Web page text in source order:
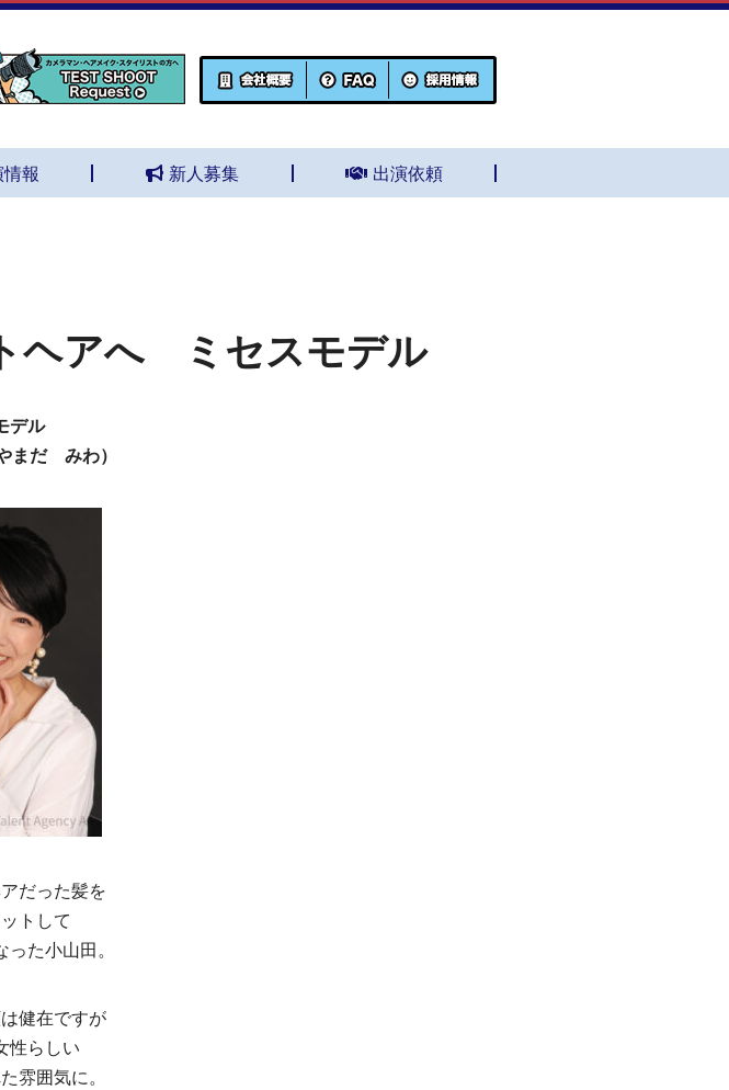
報 新人募集 出演依頼
ヘアへ ミセスモデル
デル
まだ みわ）
だった髪を
トして
た小山田。
健在ですが
性らしい
雰囲気に。